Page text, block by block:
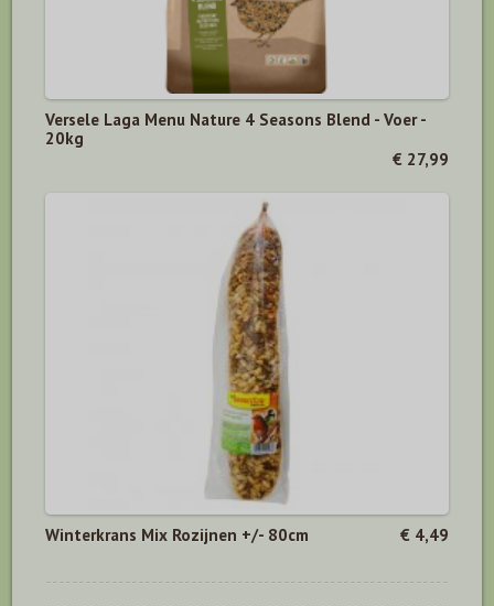
Versele Laga Menu Nature 4 Seasons Blend - Voer -
20kg
€ 27,99
Winterkrans Mix Rozijnen +/- 80cm € 4,49